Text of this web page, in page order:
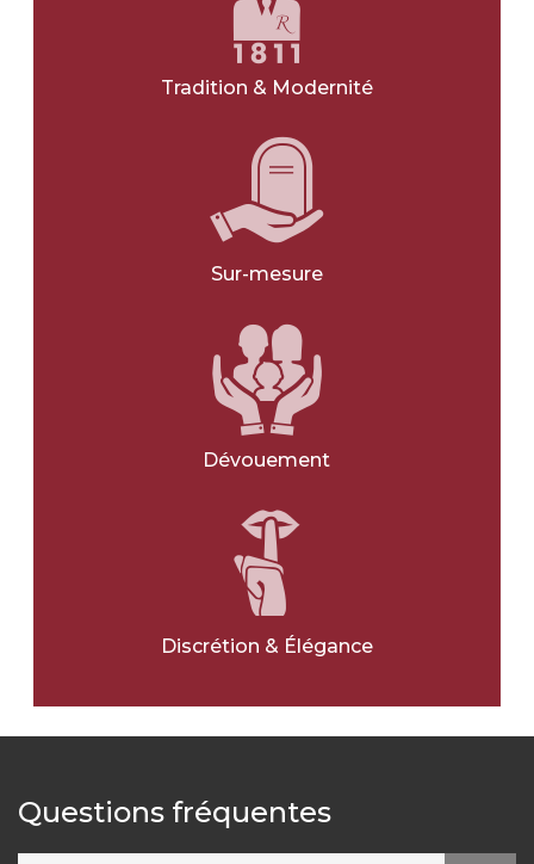
Tradition & Modernité
Sur-mesure
Dévouement
Discrétion & Élégance
Questions fréquentes